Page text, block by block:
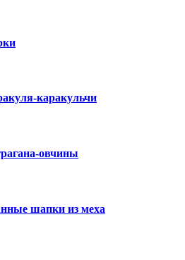
каракульчи
овчины
шапки из меха